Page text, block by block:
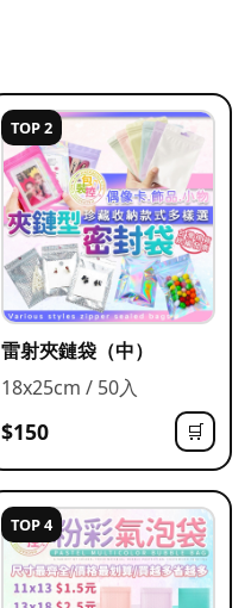
TOP 2
雷射夾鏈袋（中）
18x25cm / 50入
$150 🛒
TOP 4